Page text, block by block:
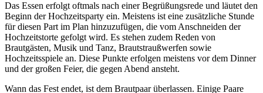
Das Essen erfolgt oftmals nach einer Begrüßungsrede und läutet den
Beginn der Hochzeitsparty ein. Meistens ist eine zusätzliche Stunde
für diesen Part im Plan hinzuzufügen, die vom Anschneiden der
Hochzeitstorte gefolgt wird. Es stehen zudem Reden von
Brautgästen, Musik und Tanz, Brautstraußwerfen sowie
Hochzeitsspiele an. Diese Punkte erfolgen meistens vor dem Dinner
und der großen Feier, die gegen Abend ansteht.
Wann das Fest endet, ist dem Brautpaar überlassen. Einige Paare